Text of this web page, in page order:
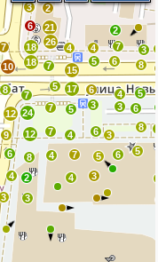
3
10
7
18
18
8 7
5
24 7 5
17
15
7
26
4
6
5
4
6
7
21
6
2
2
3
6
5
8
4
3
3
4 6
5
3
6
8
5
3
4
2
3
4
3
8 4 7
7
12
6
9
12